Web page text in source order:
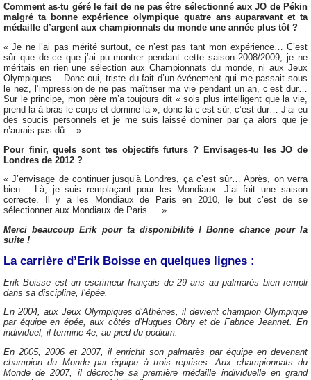
Comment as-tu géré le fait de ne pas être sélectionné aux JO de Pékin
malgré ta bonne expérience olympique quatre ans auparavant et ta
médaille d’argent aux championnats du monde une année plus tôt ?
« Je ne l’ai pas mérité surtout, ce n’est pas tant mon expérience… C’est
sûr que de ce que j’ai pu montrer pendant cette saison 2008/2009, je ne
méritais en rien une sélection aux Championnats du monde, ni aux Jeux
Olympiques… Donc oui, triste du fait d’un événement qui me passait sous
le nez, l’impression de ne pas maîtriser ma vie pendant un an, c’est dur…
Sur le principe, mon père m’a toujours dit « sois plus intelligent que la vie,
prend la à bras le corps et domine la », donc là c’est sûr, c’est dur… J’ai eu
des soucis personnels et je me suis laissé dominer par ça alors que je
n’aurais pas dû… »
Pour finir, quels sont tes objectifs futurs ? Envisages-tu les JO de
Londres de 2012 ?
« J’envisage de continuer jusqu’à Londres, ça c’est sûr… Après, on verra
bien… Là, je suis remplaçant pour les Mondiaux. J’ai fait une saison
correcte. Il y a les Mondiaux de Paris en 2010, le but c’est de se
sélectionner aux Mondiaux de Paris…. »
Merci beaucoup Erik pour ta disponibilité ! Bonne chance pour la
suite !
La carrière d’Erik Boisse en quelques lignes :
Erik Boisse est un escrimeur français de 29 ans au palmarès bien rempli
dans sa discipline, l’épée.
En 2004, aux Jeux Olympiques d’Athènes, il devient champion Olympique
par équipe en épée, aux côtés d’Hugues Obry et de Fabrice Jeannet. En
individuel, il termine 4e, au pied du podium.
En 2005, 2006 et 2007, il enrichit son palmarès par équipe en devenant
champion du Monde par équipe à trois reprises. Aux championnats du
Monde de 2007, il décroche sa première médaille individuelle en grand